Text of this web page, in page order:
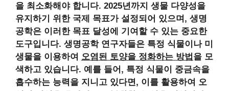
을 최소화해야 합니다. 2025년까지 생물 다양성을
유지하기 위한 국제 목표가 설정되어 있으며, 생명
공학은 이러한 목표 달성에 기여할 수 있는 중요한
도구입니다. 생명공학 연구자들은 특정 식물이나 미
생물을 이용하여 오염된 토양을 정화하는 방법 을 모
색하고 있습니다. 예를 들어, 특정 식물이 중금속을
흡수하는 능력을 지니고 있다면, 이를 활용하여 오